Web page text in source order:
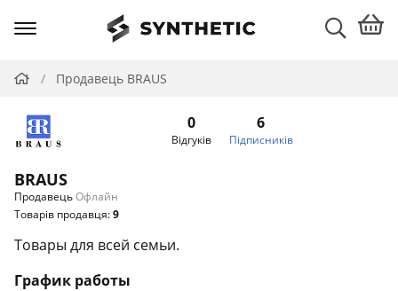
Продавець BRAUS
BRAUS
ПродавецьОфлайн
Товарів продавця:9
0
Відгуків
6
Підписників
Товары для всей семьи.
График работы